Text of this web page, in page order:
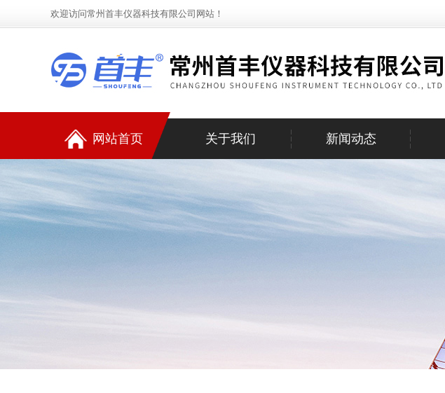
欢迎访问常州首丰仪器科技有限公司网站！
网站首页 关于我们 新闻动态